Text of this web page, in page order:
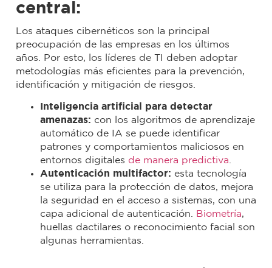
central:
Los ataques cibernéticos son la principal
preocupación de las empresas en los últimos
años. Por esto, los líderes de TI deben adoptar
metodologías más eficientes para la prevención,
identificación y mitigación de riesgos.
Inteligencia artificial para detectar
amenazas: con los algoritmos de aprendizaje
automático de IA se puede identificar
patrones y comportamientos maliciosos en
entornos digitales de manera predictiva.
Autenticación multifactor: esta tecnología
se utiliza para la protección de datos, mejora
la seguridad en el acceso a sistemas, con una
capa adicional de autenticación. Biometría,
huellas dactilares o reconocimiento facial son
algunas herramientas.